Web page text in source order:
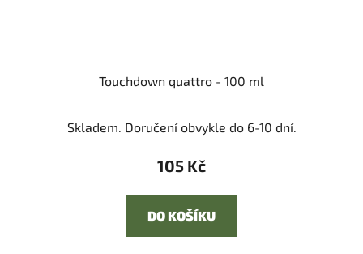
Touchdown quattro - 100 ml
Skladem. Doručení obvykle do 6-10 dní.
105 Kč
DO KOŠÍKU